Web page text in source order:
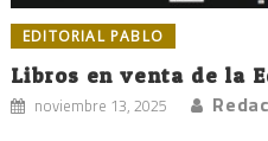
EDITORIAL PABLO
Libros en venta de la
noviembre 13, 2025